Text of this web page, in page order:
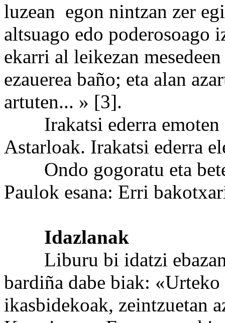
luzean egon nintzan zer
altsuago edo poderosoago
ekarri al leikezan
ezauerea baño; eta alan
artuten... » [3].
Irakatsi ederra emoten
Astarloak. Irakatsi ederra
Ondo gogoratu eta bete
Paulok esana: Erri
Idazlanak
Liburu bi idatzi ebazan
bardiña dabe biak:
ikasbidekoak, zeintzuetan